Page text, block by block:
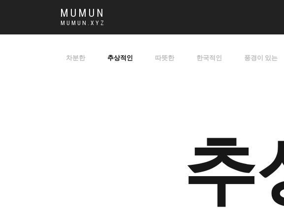
MUMUN
MUMUN.XYZ
차분한 추상적인 따뜻한 한국적인 풍경이 있는
추